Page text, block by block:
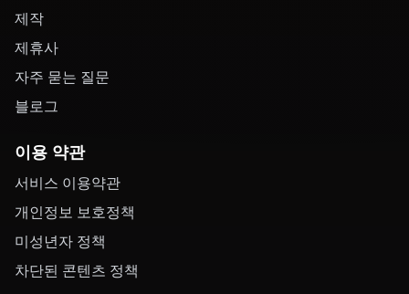
제작
제휴사
자주 묻는 질문
블로그
이용 약관
서비스 이용약관
개인정보 보호정책
미성년자 정책
차단된 콘텐츠 정책